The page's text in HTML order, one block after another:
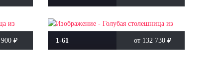
₽ 1-61 от 132 730 ₽